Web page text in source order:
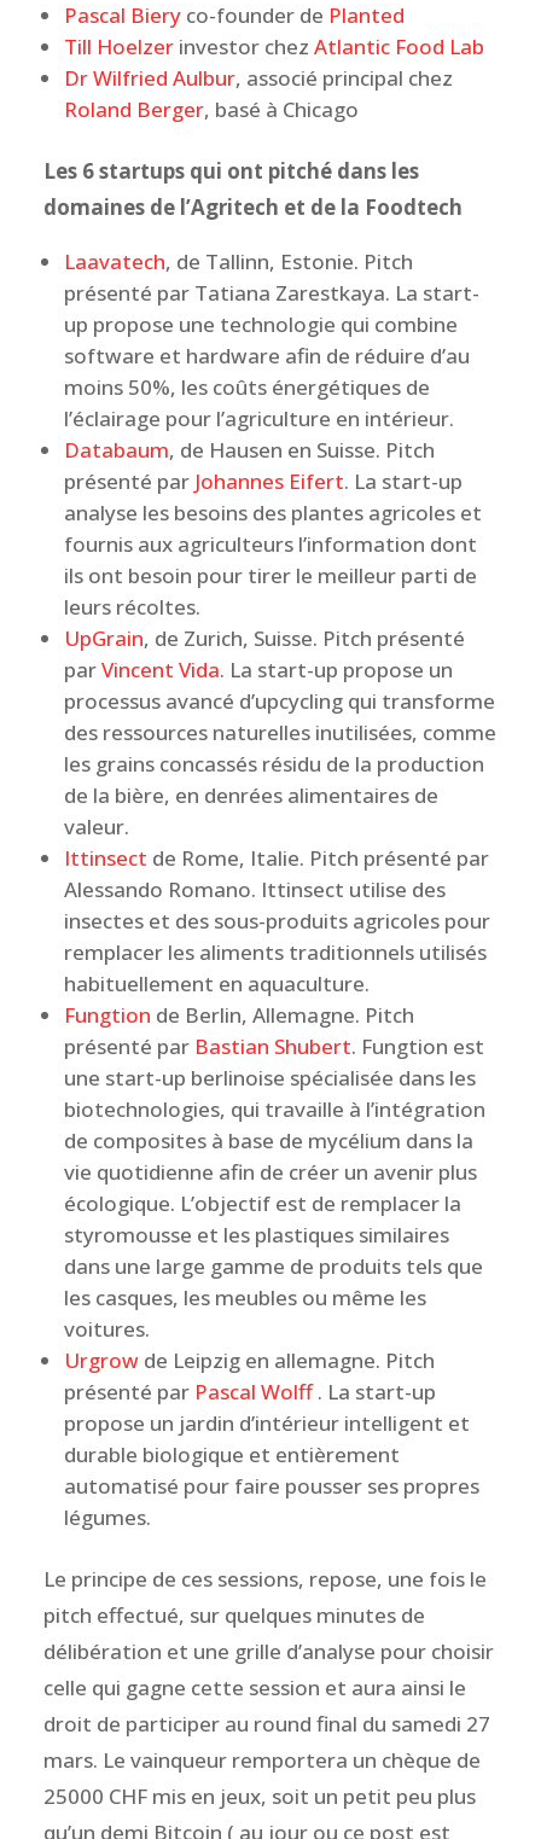
Pascal Bieryco-founder de Planted
Till Hoelzerinvestor chez Atlantic Food Lab
Dr Wilfried Aulbur, associé principal chez
Roland Berger, basé à Chicago
Les 6 startups qui ont pitché dans les
domaines de l’Agritech et de la Foodtech
Laavatech, de Tallinn, Estonie. Pitch
présenté par Tatiana Zarestkaya. La start-
up propose une technologie qui combine
software et hardware afin de réduire d’au
moins 50%, les coûts énergétiques de
l’éclairage pour l’agriculture en intérieur.
Databaum, de Hausen en Suisse. Pitch
présenté par Johannes Eifert. La start-up
analyse les besoins des plantes agricoles et
fournis aux agriculteurs l’information dont
ils ont besoin pour tirer le meilleur parti de
leurs récoltes.
UpGrain, de Zurich, Suisse. Pitch présenté
parVincent Vida. La start-up propose un
processus avancé d’upcycling qui transforme
des ressources naturelles inutilisées, comme
les grains concassés résidu de la production
de la bière, en denrées alimentaires de
valeur.
Ittinsect de Rome, Italie. Pitch présenté par
Alessando Romano. Ittinsect utilise des
insectes et des sous-produits agricoles pour
remplacer les aliments traditionnels utilisés
habituellement en aquaculture.
Fungtion de Berlin, Allemagne. Pitch
présenté par Bastian Shubert. Fungtion est
une start-up berlinoise spécialisée dans les
biotechnologies, qui travaille à l’intégration
de composites à base de mycélium dans la
vie quotidienne afin de créer un avenir plus
écologique. L’objectif est de remplacer la
styromousse et les plastiques similaires
dans une large gamme de produits tels que
les casques, les meubles ou même les
voitures.
Urgrow de Leipzig en allemagne. Pitch
présenté par Pascal Wolff. La start-up
propose un jardin d’intérieur intelligent et
durable biologique et entièrement
automatisé pour faire pousser ses propres
légumes.
Le principe de ces sessions, repose, une fois le
pitch effectué, sur quelques minutes de
délibération et une grille d’analyse pour choisir
celle qui gagne cette session et aura ainsi le
droit de participer au round final du samedi 27
mars. Le vainqueur remportera un chèque de
25000 CHF mis en jeux, soit un petit peu plus
qu’un demi Bitcoin ( au jour ou ce post est